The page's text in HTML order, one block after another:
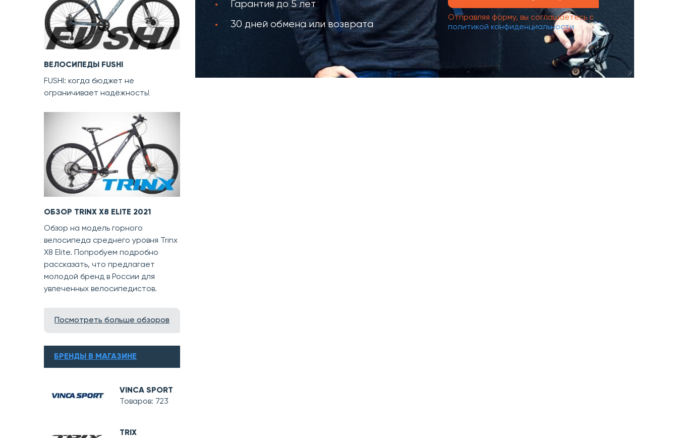
ВЕЛОСИПЕДЫ FUSHI
FUSHI: когда бюджет не
ограничивает надёжность!
ОБЗОР TRINX X8 ELITE 2021
Обзор на модель горного
велосипеда среднего уровня Trinx
X8 Elite. Попробуем подробно
рассказать, что предлагает
молодой бренд в России для
увлеченных велосипедистов.
Посмотреть больше обзоров
БРЕНДЫ В МАГАЗИНЕ
VINCA SPORT
Товаров: 723
TRIX
Гарантия до 5 лет
30 дней обмена или возврата
Отправляя форму, вы соглашаетесь с
политикой конфиденциальности